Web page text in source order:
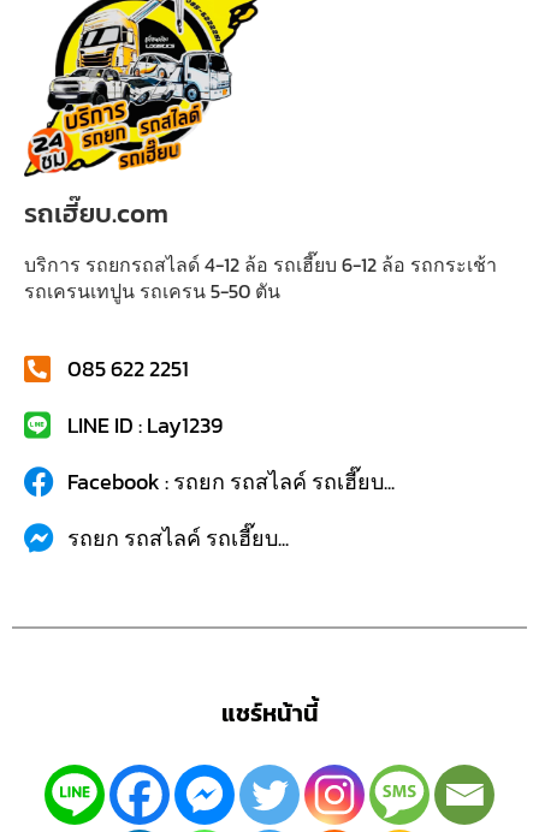
รถเฮี๊ยบ.com
บริการ รถยกรถสไลด์ 4-12 ล้อ รถเฮี๊ยบ 6-12 ล้อ รถกระเช้า
รถเครนเทปูน รถเครน 5-50 ตัน
085 622 2251
LINE ID : Lay1239
Facebook : รถยก รถสไลค์ รถเฮี๊ยบ...
รถยก รถสไลค์ รถเฮี๊ยบ...
แชร์หน้านี้